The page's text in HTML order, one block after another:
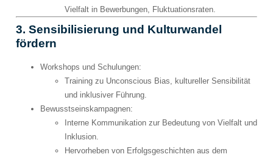
Vielfalt in Bewerbungen, Fluktuationsraten.
3. Sensibilisierung und Kulturwandel
fördern
Workshops und Schulungen:
Training zu Unconscious Bias, kultureller Sensibilität
und inklusiver Führung.
Bewusstseinskampagnen:
Interne Kommunikation zur Bedeutung von Vielfalt und
Inklusion.
Hervorheben von Erfolgsgeschichten aus dem